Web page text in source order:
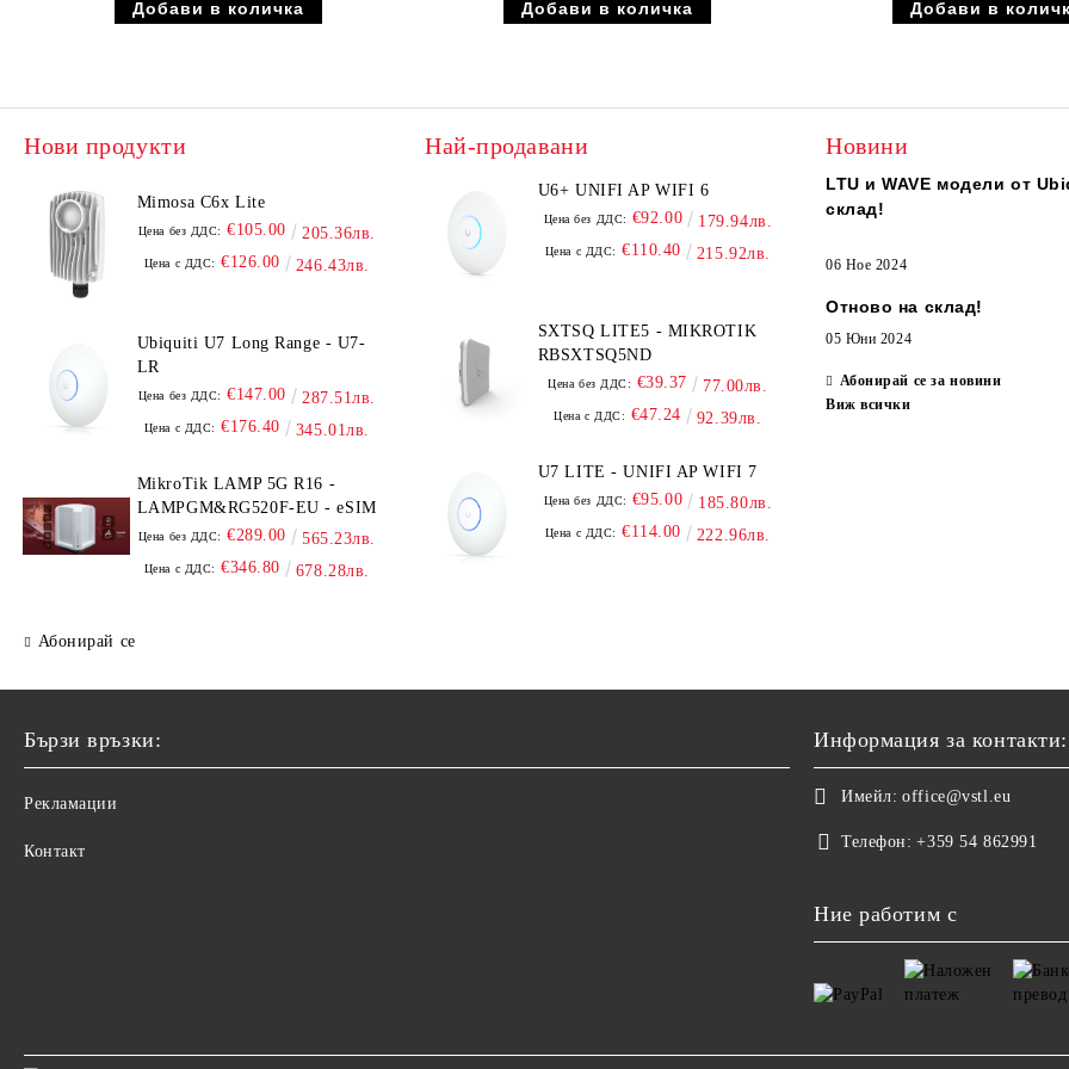
Нови продукти
Mimosa C6x Lite
Цена без ДДС: €105.00 205.36лв.
Цена с ДДС: €126.00 246.43лв.
Ubiquiti U7 Long Range - U7-
LR
Цена без ДДС: €147.00 287.51лв.
Цена с ДДС: €176.40 345.01лв.
MikroTik LAMP 5G R16 -
LAMPGM&RG520F-EU - eSIM
Цена без ДДС: €289.00 565.23лв.
Цена с ДДС: €346.80 678.28лв.
Абонирай се
Най-продавани
U6+ UNIFI AP WIFI 6
Цена без ДДС: €92.00 179.94лв.
Цена с ДДС: €110.40 215.92лв.
SXTSQ LITE5 - MIKROTIK
RBSXTSQ5ND
Цена без ДДС: €39.37 77.00лв.
Цена с ДДС: €47.24 92.39лв.
U7 LITE - UNIFI AP WIFI 7
Цена без ДДС: €95.00 185.80лв.
Цена с ДДС: €114.00 222.96лв.
Новини
LTU и WAVE модели от
склад!
06 Ное 2024
Отново на склад!
05 Юни 2024
Абонирай се за новини
Виж всички
Бързи връзки:
Рекламации
Контакт
Информация за контакти:
Имейл: office@vstl.eu
Телефон: +359 54 862991
Ние работим с